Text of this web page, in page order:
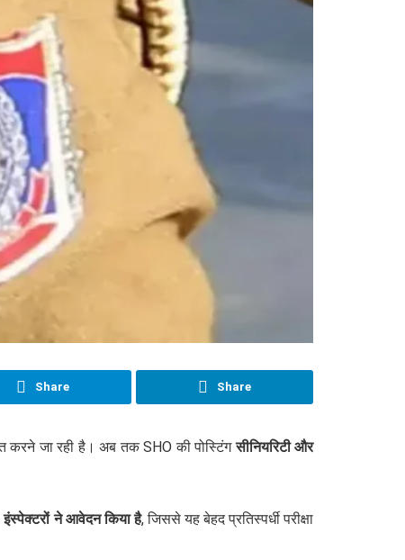
Share Share
करने जा रही है। अब तक SHO की पोस्टिंगसीनियरिटी और
ने आवेदन किया है, जिससे यह बेहद प्रतिस्पर्धी परीक्षा